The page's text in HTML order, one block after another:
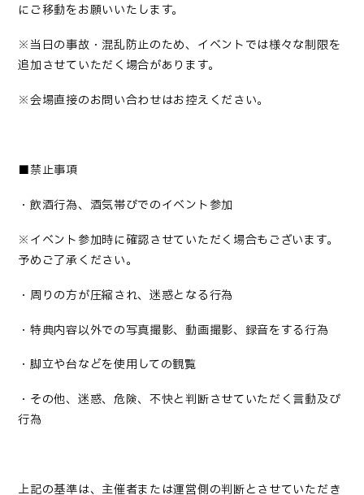
にご移動をお願いいたします。
※当日の事故・混乱防止のため、イベントでは様々な制限を
追加させていただく場合があります。
※会場直接のお問い合わせはお控えください。
■禁止事項
・飲酒行為、酒気帯びでのイベント参加
※イベント参加時に確認させていただく場合もございます。
予めご了承ください。
・周りの方が圧縮され、迷惑となる行為
・特典内容以外での写真撮影、動画撮影、録音をする行為
・脚立や台などを使用しての観覧
・その他、迷惑、危険、不快と判断させていただく言動及び
行為
上記の基準は、主催者または運営側の判断とさせていただき